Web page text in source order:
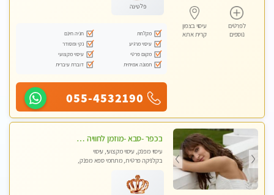
לפרטים
נוספים
עיסוי בצפון
קרית אתא
פלטינה
מקלחת
חניה חינם
עיסוי מרגיע
נקי ומסודר
מקום פרטי
עיסוי מקצועי
תמונה אמיתית
דוברת עיברית
055-4532190
בכפר -סבא -מוזמן לחוויה בלתי נשכחת!!!עיסוי מפנק ביותר מומלץ לחלוטין!!!
עיסוי מפנק, עיסוי מקצועי, עיסוי
בקלניקה פרטית, מתחמי ספא מפנק,
לנשים בלבד